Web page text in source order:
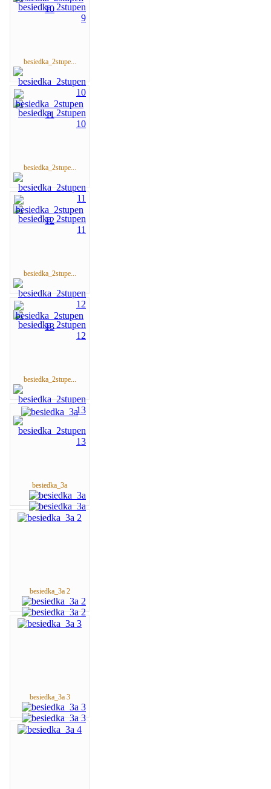
besiedka_2stupe...
besiedka_2stupe...
besiedka_2stupe...
besiedka_2stupe...
besiedka_3a
besiedka_3a 2
besiedka_3a 3